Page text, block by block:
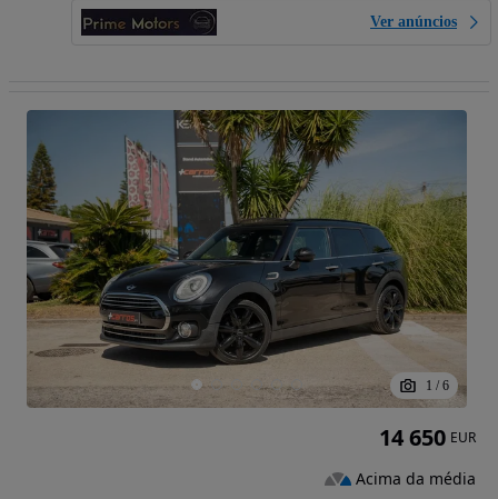
Ver anúncios
1 / 6
14 650 EUR
Acima da média